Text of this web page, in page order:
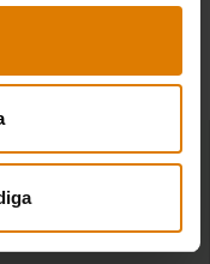
stora